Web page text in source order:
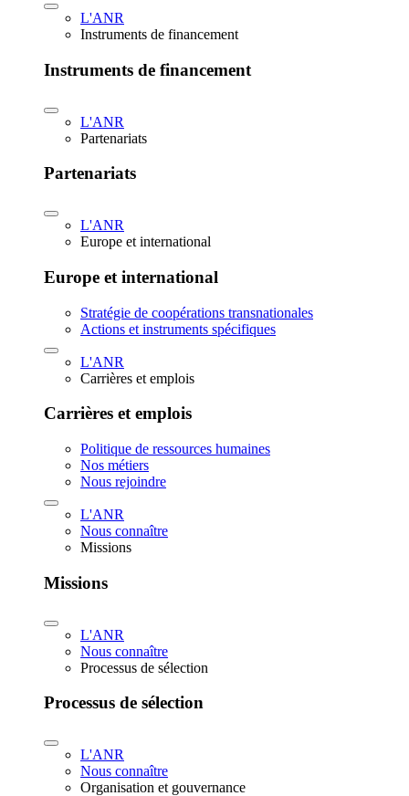
L'ANR
Instruments de financement
Instruments de financement
L'ANR
Partenariats
Partenariats
L'ANR
Europe et international
Europe et international
Stratégie de coopérations transnationales
Actions et instruments spécifiques
L'ANR
Carrières et emplois
Carrières et emplois
Politique de ressources humaines
Nos métiers
Nous rejoindre
L'ANR
Nous connaître
Missions
Missions
L'ANR
Nous connaître
Processus de sélection
Processus de sélection
L'ANR
Nous connaître
Organisation et gouvernance